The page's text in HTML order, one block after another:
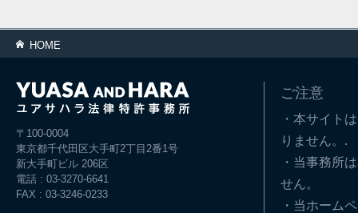
HOME
〒100-0004
東京都千代田区大手町2丁目2番1号
新大手町ビル 206区
電話 : 03-3270-6641
FAX : 03-3246-0233
ご注意
・本サイト
りません。.
・当事務所
せん。
・当ホーム